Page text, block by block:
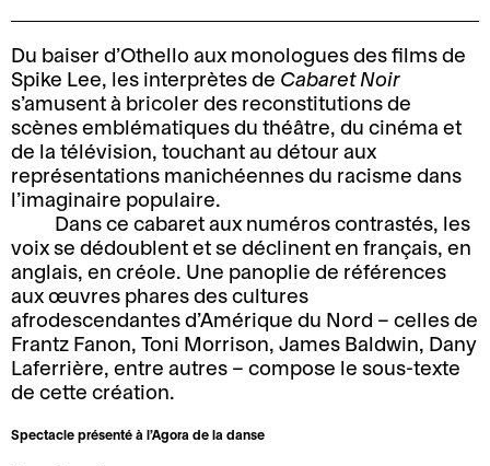
c
t
i
o
n
E
n
o
u
r
n
é
e
A
o
r
d
o
n
n
e
s
e
t
a
c
c
è
t
e
t
d
i
r
c
t
i
o
n
a
r
t
t
t
e
r
i
e
B
i
l
l
e
t
t
e
C
o
m
m
u
n
a
u
Du baiser d’Othello aux monologues des films de
Spike Lee, les interprètes de Cabaret Noir
s’amusent à bricoler des reconstitutions de
scènes emblématiques du théâtre, du cinéma et
de la télévision, touchant au détour aux
représentations manichéennes du racisme dans
l’imaginaire populaire.
Dans ce cabaret aux numéros contrastés, les
voix se dédoublent et se déclinent en français, en
anglais, en créole. Une panoplie de références
aux œuvres phares des cultures
afrodescendantes d’Amérique du Nord – celles de
Frantz Fanon, Toni Morrison, James Baldwin, Dany
Laferrière, entre autres – compose le sous-texte
de cette création.
Spectacle présenté à l’Agora de la danse